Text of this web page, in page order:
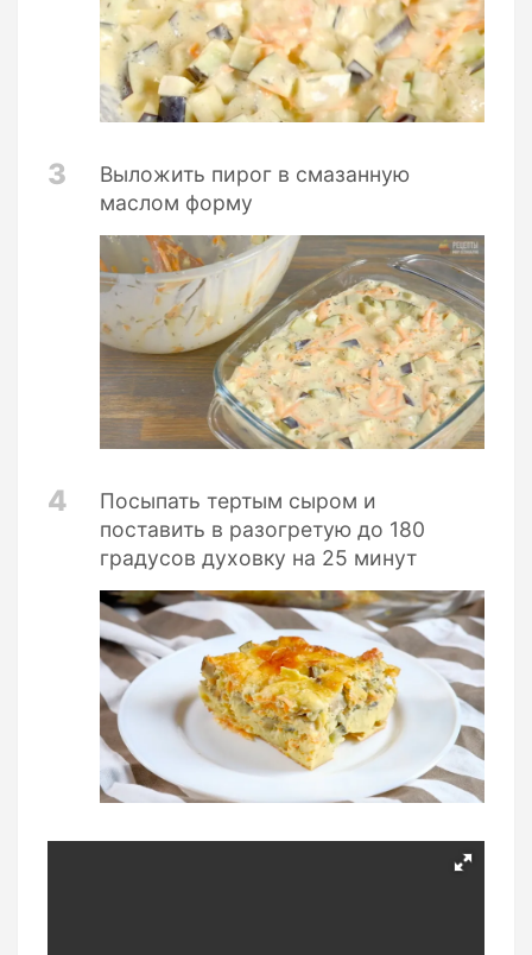
3
Выложить пирог в смазанную
маслом форму
4
Посыпать тертым сыром и
поставить в разогретую до 180
градусов духовку на 25 минут